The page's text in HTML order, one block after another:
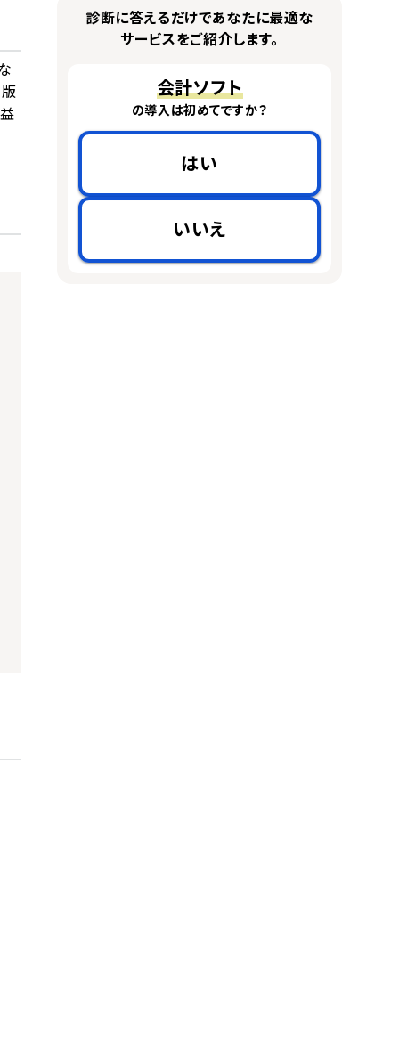
一部
PRONIアイミツSaaS
のサービスデータを参照しています。
業界DX最強ナビ編集部 情報取得元
診断に答えるだけであなたに最適な
サービスをご紹介します。
会計ソフト
の導入は初めてですか？
はい
いいえ